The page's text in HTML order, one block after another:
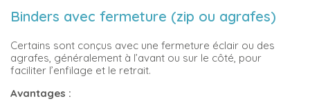
Binders avec fermeture (zip ou agrafes)
Certains sont conçus avec une fermeture éclair ou des
agrafes, généralement à l’avant ou sur le côté, pour
faciliter l’enfilage et le retrait.
Avantages :